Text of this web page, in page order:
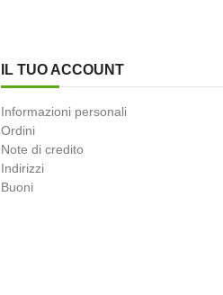
IL TUO ACCOUNT
Informazioni personali
Ordini
Note di credito
Indirizzi
Buoni